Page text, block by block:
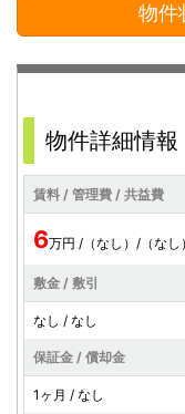
物件
物件詳細情報
賃料 / 管理費 / 共益費
6万円 /（なし）/（なし）
敷金 / 敷引
なし / なし
保証金 / 償却金
1ヶ月 / なし